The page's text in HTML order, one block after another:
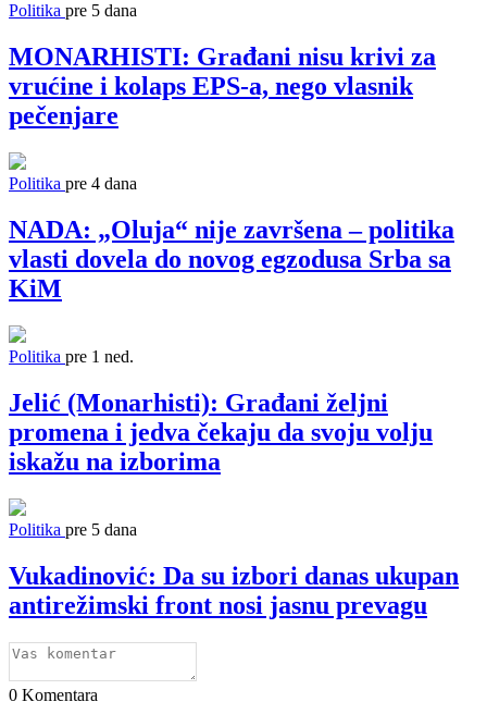
Politika pre 5 dana
MONARHISTI: Građani nisu krivi za
vrućine i kolaps EPS-a, nego vlasnik
pečenjare
Politika pre 4 dana
NADA: „Oluja“ nije završena – politika
vlasti dovela do novog egzodusa Srba sa
KiM
Politika pre 1 ned.
Jelić (Monarhisti): Građani željni
promena i jedva čekaju da svoju volju
iskažu na izborima
Politika pre 5 dana
Vukadinović: Da su izbori danas ukupan
antirežimski front nosi jasnu prevagu
0 Komentara